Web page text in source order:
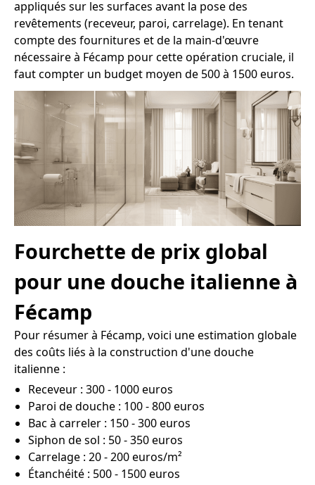
appliqués sur les surfaces avant la pose des
revêtements (receveur, paroi, carrelage). En tenant
compte des fournitures et de la main-d'œuvre
nécessaire à Fécamp pour cette opération cruciale, il
faut compter un budget moyen de 500 à 1500 euros.
Fourchette de prix global
pour une douche italienne à
Fécamp
Pour résumer à Fécamp, voici une estimation globale
des coûts liés à la construction d'une douche
italienne :
Receveur : 300 - 1000 euros
Paroi de douche : 100 - 800 euros
Bac à carreler : 150 - 300 euros
Siphon de sol : 50 - 350 euros
Carrelage : 20 - 200 euros/m²
Étanchéité : 500 - 1500 euros